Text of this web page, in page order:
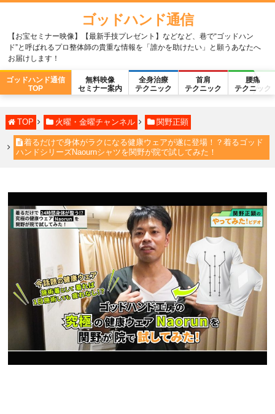
ゴッドハンド通信
【お宝セミナー映像】【最新手技プレゼント】などなど、巷で“ゴッドハン
ド”と呼ばれるプロ整体師の貴重な情報を「誰かを助けたい」と願うあなたへ
お届けします！
ゴッドハンド通信
TOP
無料映像
セミナー案内
全身治療
テクニック
首肩
テクニック
腰痛
テクニック
TOP 火曜・金曜チャンネル 関野正顕
着るだけで身体がラクになる健康ウェアが遂に登場！？着るゴッド
ハンドシリーズNaournシャツを関野が院で試してみた！